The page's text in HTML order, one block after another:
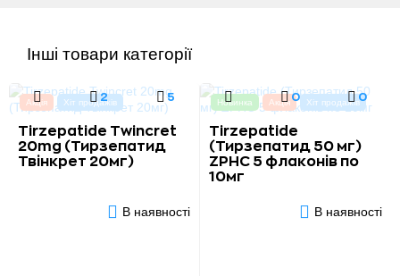
Інші товари категорії
Акція Хіт продажів
2 5
Tirzepatide Twincret
20mg (Тирзепатид
Твінкрет 20мг)
В наявності
Новинка Акція Хіт продажів
0 0
Tirzepatide
(Тирзепатид 50 мг)
ZPHC 5 флаконів по
10мг
В наявності